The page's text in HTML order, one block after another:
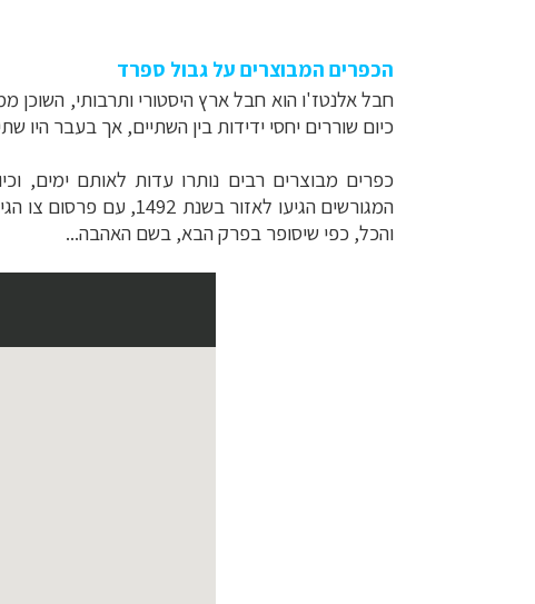
הכפרים המבוצרים על גבול ספרד
חבל אלנטז'ו הוא חבל ארץ היסטורי ותרבותי, השוכן
כיום שוררים יחסי ידידות בין השתיים, אך בעבר היו
כפרים מבוצרים רבים נותרו עדות לאותם ימים,
המגורשים הגיעו לאזור בשנת 1492, עם פרסום צו הגירוש על ידי
והכל, כפי שיסופר בפרק הבא, בשם האהבה...